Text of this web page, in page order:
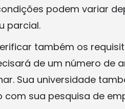
podem variar
parcial.
também os
de um número de
Sua universidade
sua pesquisa de